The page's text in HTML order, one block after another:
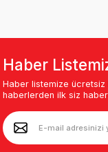
Haber
Haber listemize ücretsiz
haberlerden ilk siz